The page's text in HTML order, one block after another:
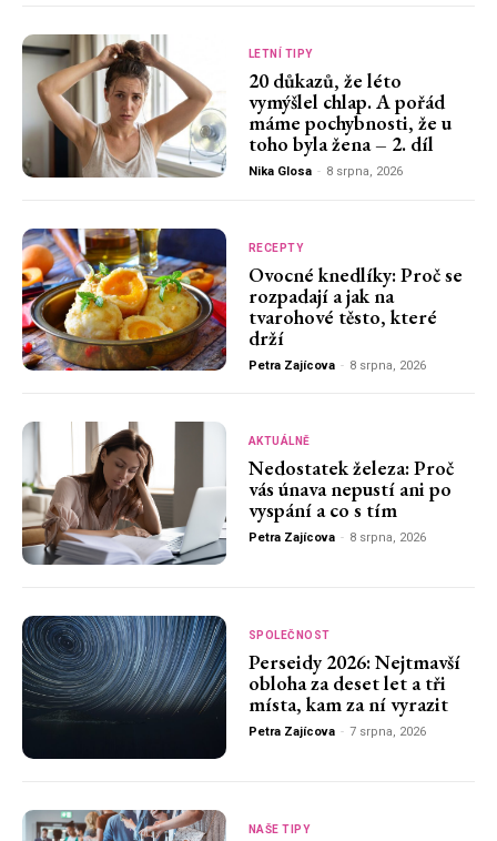
LETNÍ TIPY
20 důkazů, že léto
vymýšlel chlap. A pořád
máme pochybnosti, že u
toho byla žena – 2. díl
Nika Glosa - 8 srpna, 2026
RECEPTY
Ovocné knedlíky: Proč se
rozpadají a jak na
tvarohové těsto, které
drží
Petra Zajícova - 8 srpna, 2026
AKTUÁLNĚ
Nedostatek železa: Proč
vás únava nepustí ani po
vyspání a co s tím
Petra Zajícova - 8 srpna, 2026
SPOLEČNOST
Perseidy 2026: Nejtmavší
obloha za deset let a tři
místa, kam za ní vyrazit
Petra Zajícova - 7 srpna, 2026
NAŠE TIPY